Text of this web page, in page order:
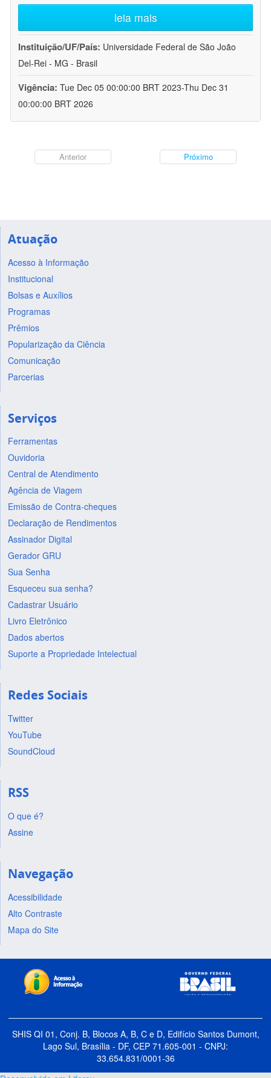
leia mais
Instituição/UF/País: Universidade Federal de São João
Del-Rei - MG - Brasil
Vigência: Tue Dec 05 00:00:00 BRT 2023-Thu Dec 31
00:00:00 BRT 2026
Anterior Próximo
Atuação
Acesso à Informação
Institucional
Bolsas e Auxílios
Programas
Prêmios
Popularização da Ciência
Comunicação
Parcerias
Serviços
Ferramentas
Ouvidoria
Central de Atendimento
Agência de Viagem
Emissão de Contra-cheques
Declaração de Rendimentos
Assinador Digital
Gerador GRU
Sua Senha
Esqueceu sua senha?
Cadastrar Usuário
Livro Eletrônico
Dados abertos
Suporte a Propriedade Intelectual
Redes Sociais
Twitter
YouTube
SoundCloud
RSS
O que é?
Assine
Navegação
Acessibilidade
Alto Contraste
Mapa do Site
SHIS QI 01, Conj. B, Blocos A, B, C e D, Edifício Santos Dumont,
Lago Sul, Brasília - DF, CEP 71.605-001 - CNPJ:
33.654.831/0001-36